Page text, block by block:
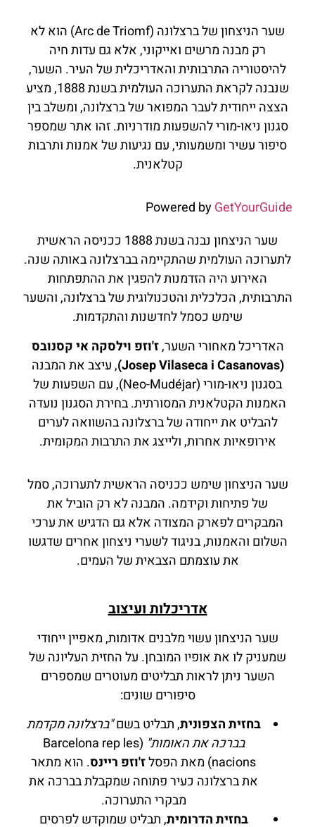
שער הניצחון של ברצלונה (Arc de Triomf) הוא לא
רק מבנה מרשים ואייקוני, אלא גם עדות חיה
להיסטוריה התרבותית והאדריכלית של העיר. השער,
שנבנה לקראת התערוכה העולמית בשנת 1888, מציע
הצצה ייחודית לעבר המפואר של ברצלונה, ומשלב בין
סגנון ניאו-מורי להשפעות מודרניות. זהו אתר שמספר
סיפור עשיר ומשמעותי, עם נגיעות של אמנות ותרבות
קטלאנית.
Powered byGetYourGuide
שער הניצחון נבנה בשנת 1888 ככניסה הראשית
לתערוכה העולמית שהתקיימה בברצלונה באותה שנה.
האירוע היה הזדמנות להפגין את ההתפתחות
התרבותית, הכלכלית והטכנולוגית של ברצלונה, והשער
שימש כסמל לחדשנות והתקדמות.
האדריכל מאחורי השער,ז'וזפ וילסקה אי קסנובס
(Josep Vilaseca i Casanovas)
, עיצב את המבנה
בסגנון ניאו-מורי (Neo-Mudéjar), עם השפעות של
האמנות הקטלאנית המסורתית. בחירת הסגנון נועדה
להבליט את ייחודה של ברצלונה בהשוואה לערים
אירופאיות אחרות, ולייצג את התרבות המקומית.
שער הניצחון שימש ככניסה הראשית לתערוכה, סמל
של פתיחות וקידמה. המבנה לא רק הוביל את
המבקרים לפארק המצודה אלא גם הדגיש את ערכי
השלום והאמנות, בניגוד לשערי ניצחון אחרים שדגשו
את עוצמתם הצבאית של העמים.
אדריכלות ועיצוב
שער הניצחון עשוי מלבנים אדומות, מאפיין ייחודי
שמעניק לו את אופיו המובחן. על החזית העליונה של
השער ניתן לראות תבליטים מעוטרים שמספרים
סיפורים שונים:
בחזית הצפונית, תבליט בשם"ברצלונה מקדמת
בברכה את האומות" (Barcelona rep les
nacions) מאת הפסל
ז'וזפ ריינס. הוא מתאר
את ברצלונה כעיר פתוחה שמקבלת בברכה את
מבקרי התערוכה.
בחזית הדרומית, תבליט שמוקדש לפרסים